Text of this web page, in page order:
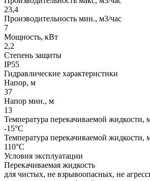
23,4
Производительность мин., м3/час
7
Мощность, кВт
2,2
Степень защиты
IP55
Гидравлические характеристики
Напор, м
37
Напор мин., м
13
Температура перекачиваемой жидкости,
-15°C
Температура перекачиваемой жидкости,
110°C
Условия эксплуатации
Перекачиваемая жидкость
для чистых, не взрывоопасных, не